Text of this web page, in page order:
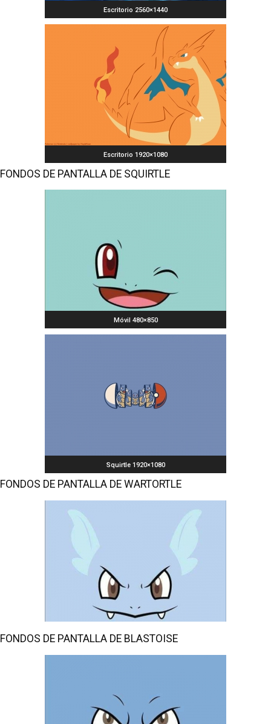
Escritorio 2560×1440
Escritorio 1920×1080
FONDOS DE PANTALLA DE SQUIRTLE
Móvil 480×850
Squirtle 1920×1080
FONDOS DE PANTALLA DE WARTORTLE
FONDOS DE PANTALLA DE BLASTOISE